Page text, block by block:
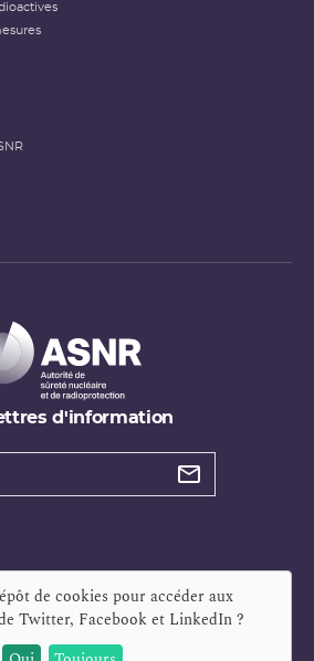
d'information
de cookies pour accéder aux
Twitter, Facebook et LinkedIn?